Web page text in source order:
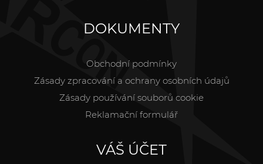
DOKUMENTY
Obchodní podmínky
Zásady zpracování a ochrany osobních údajů
Zásady používání souborů cookie
Reklamační formulář
VÁŠ ÚČET